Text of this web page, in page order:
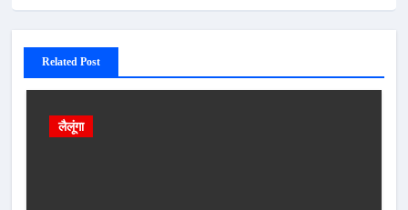
Related Post
लैलूंगा